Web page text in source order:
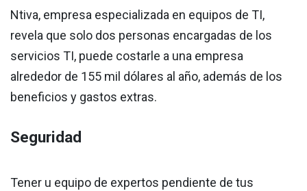
Ntiva, empresa especializada en equipos de TI,
revela que solo dos personas encargadas de los
servicios TI, puede costarle a una empresa
alrededor de 155 mil dólares al año, además de los
beneficios y gastos extras.
Seguridad
Tener u equipo de expertos pendiente de tus